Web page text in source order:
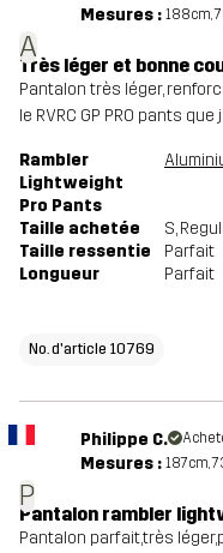
A
Mesures : 188cm,
Très léger et bonne
Pantalon très léger,
le RVRC GP PRO pants
Rambler
Lightweight
Pro Pants
Taille achetée S,
Taille ressentie
Parfait
Longueur
Parfait
No. d'article 10769
P
Philippe C.
Mesures : 187cm,
Pantalon rambler
Pantalon parfait,très